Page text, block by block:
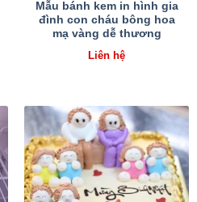
Mẫu bánh kem in hình gia
đình con cháu bông hoa
mạ vàng dễ thương
Liên hệ